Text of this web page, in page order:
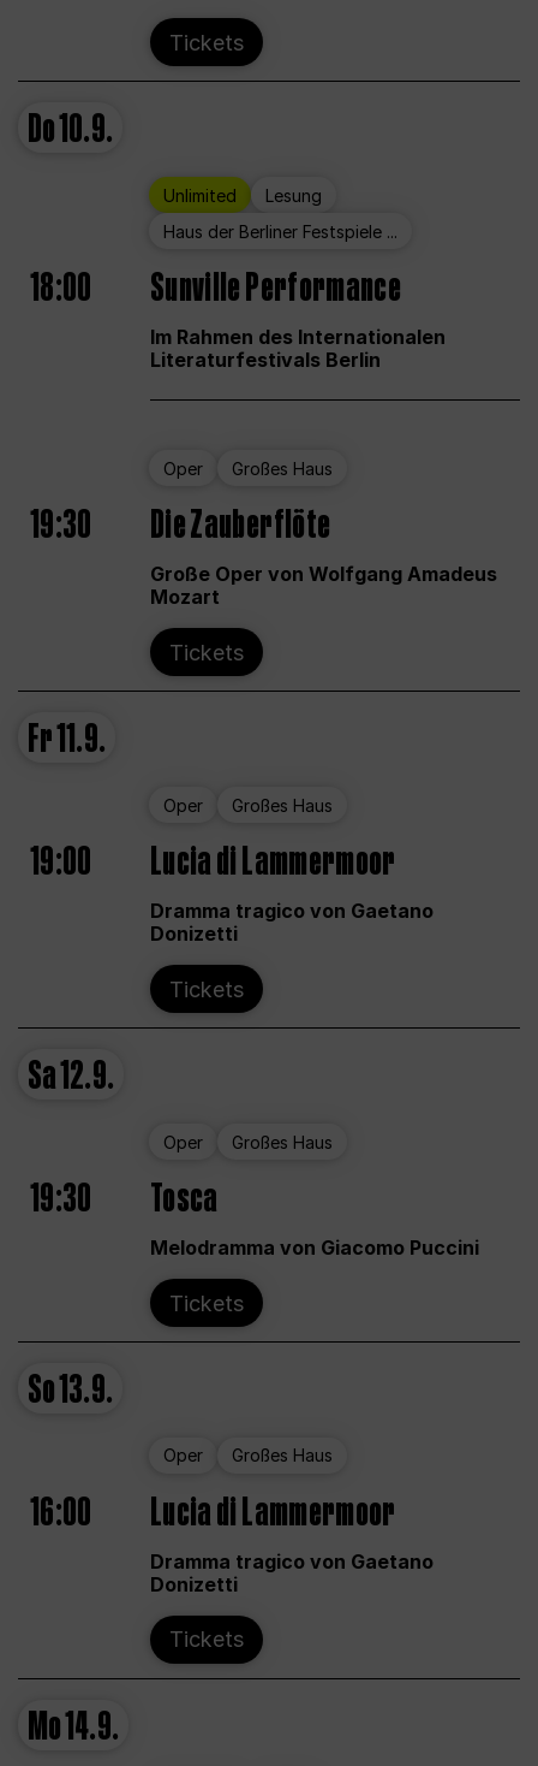
Tickets
Do10.9.
Unlimited
Lesung
Haus der Berliner Festspiele ...
18:00 Sunville Performance
Im Rahmen des Internationalen
Literaturfestivals Berlin
Oper Großes Haus
19:30 Die Zauberflöte
Große Oper von Wolfgang Amadeus
Mozart
Tickets
Fr11.9.
Oper Großes Haus
19:00 Lucia di Lammermoor
Dramma tragico von Gaetano
Donizetti
Tickets
Sa12.9.
Oper Großes Haus
19:30 Tosca
Melodramma von Giacomo Puccini
Tickets
So13.9.
Oper Großes Haus
16:00 Lucia di Lammermoor
Dramma tragico von Gaetano
Donizetti
Tickets
Mo14.9.